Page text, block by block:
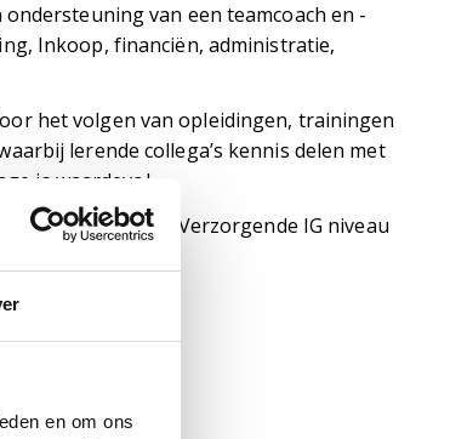
en om ons
van een teamcoach en -
Inkoop, financiën, administratie,
het volgen van opleidingen, trainingen
lerende collega’s kennis delen met
is waardevol.
op maat tot Verzorgende IG niveau